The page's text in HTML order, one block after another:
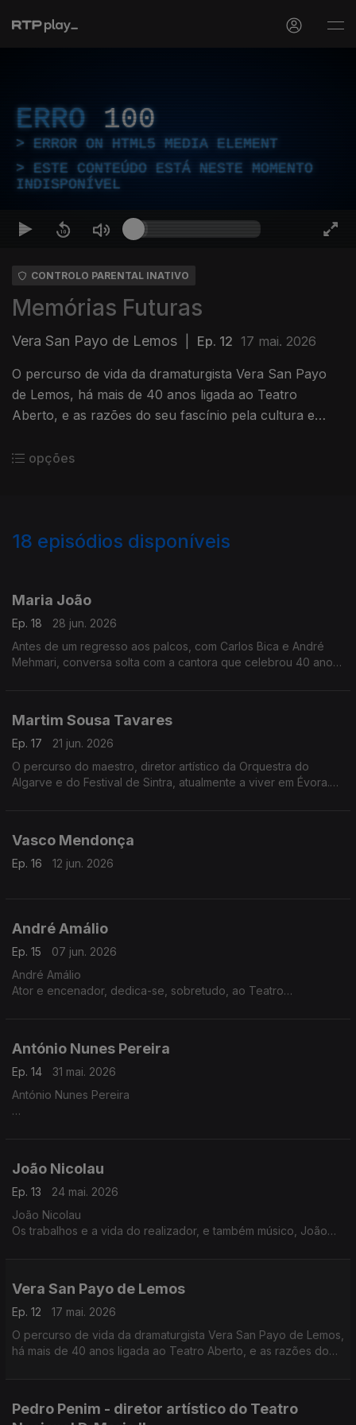
ERRO 100
ERROR ON HTML5 MEDIA ELEMENT
ESTE CONTEÚDO ESTÁ NESTE MOMENTO
INDISPONÍVEL
CONTROLO PARENTAL INATIVO
Memórias Futuras
Vera San Payo de Lemos Ep. 12 17 mai. 2026
O percurso de vida da dramaturgista Vera San Payo
de Lemos, há mais de 40 anos ligada ao Teatro
Aberto, e as razões do seu fascínio pela cultura e
opções
18 episódios disponíveis
Maria João
Ep. 18
28 jun. 2026
Antes de um regresso aos palcos, com Carlos Bica e André
Mehmari, conversa solta com a cantora que celebrou 40 anos
Martim Sousa Tavares
Ep. 17
21 jun. 2026
O percurso do maestro, diretor artístico da Orquestra do
Algarve e do Festival de Sintra, atualmente a viver em Évora.
Vasco Mendonça
Ep. 16 12 jun. 2026
André Amálio
Ep. 15
07 jun. 2026
André Amálio
Ator e encenador, dedica-se, sobretudo, ao Teatro
António Nunes Pereira
Ep. 14
31 mai. 2026
António Nunes Pereira
monarca D. João VI
João Nicolau
Ep. 13
24 mai. 2026
João Nicolau
Os trabalhos e a vida do realizador, e também músico, João
Vera San Payo de Lemos
Ep. 12
17 mai. 2026
O percurso de vida da dramaturgista Vera San Payo de Lemos,
há mais de 40 anos ligada ao Teatro Aberto, e as razões do
Pedro Penim - diretor artístico do Teatro